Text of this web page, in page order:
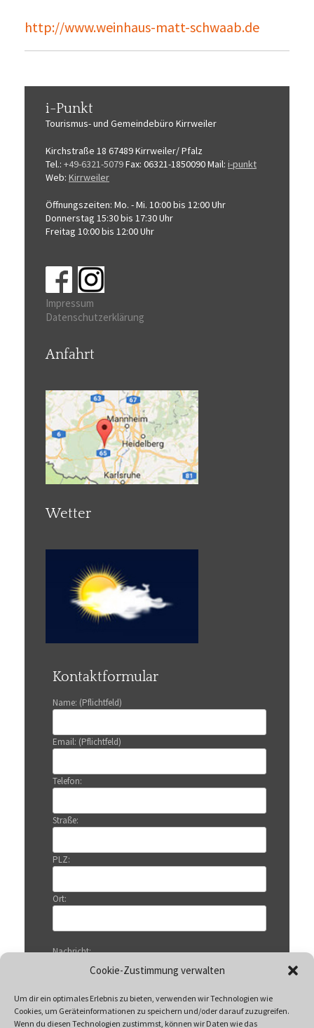
Cookie-Zustimmung verwalten
Um dir ein optimales Erlebnis zu bieten, verwenden wir Technologien wie
Cookies, um Geräteinformationen zu speichern und/oder darauf zuzugreifen.
Wenn du diesen Technologien zustimmst, können wir Daten wie das
http://www.weinhaus-matt-schwaab.de
i-Punkt
Tourismus-und Gemeindebüro Kirrweiler
Kirchstraße 18 67489 Kirrweiler/ Pfalz
Tel.: +49-6321-5079Fax: 06321-1850090Mail: i-punkt
Web: Kirrweiler
Öffnungszeiten: Mo. - Mi. 10:00 bis 12:00 Uhr
Donnerstag 15:30 bis 17:30 Uhr
Freitag 10:00 bis 12:00 Uhr
Impressum
Datenschutzerklärung
Anfahrt
Wetter
Kontaktformular
Name: (Pflichtfeld)
Email: (Pflichtfeld)
Telefon:
Straße:
PLZ:
Ort:
Nachricht: